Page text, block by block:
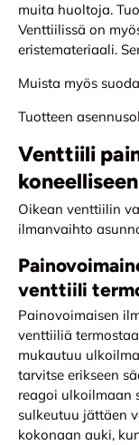
muita huoltoja.
Venttiilissä on
eristemateriaali.
Muista myös
Tuotteen
Venttiili
Oikean venttiilin
ilmanvaihto
venttiili
Painovoimaisen
venttiiliä
mukautuu
tarvitse erikseen
reagoi ulkoilmaan
sulkeutuu jättäen
kokonaan auki,